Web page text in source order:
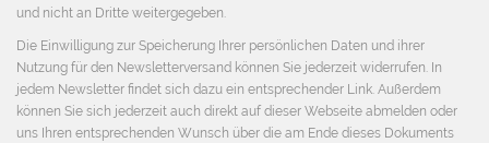
und nicht an Dritte weitergegeben.
Die Einwilligung zur Speicherung Ihrer persönlichen Daten und ihrer
Nutzung für den Newsletterversand können Sie jederzeit widerrufen. In
jedem Newsletter findet sich dazu ein entsprechender Link. Außerdem
können Sie sich jederzeit auch direkt auf dieser Webseite abmelden oder
uns Ihren entsprechenden Wunsch über die am Ende dieses Dokuments